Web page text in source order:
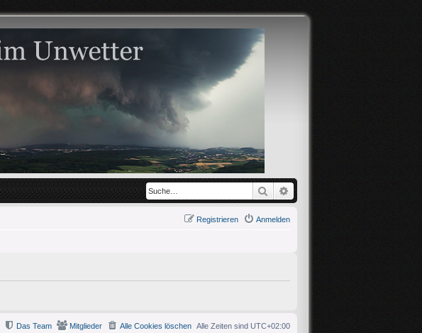
Suche
Anmelden
Registrieren
Alle Zeiten sind UTC+02:00
Alle Cookies löschen
Mitglieder
Das Team